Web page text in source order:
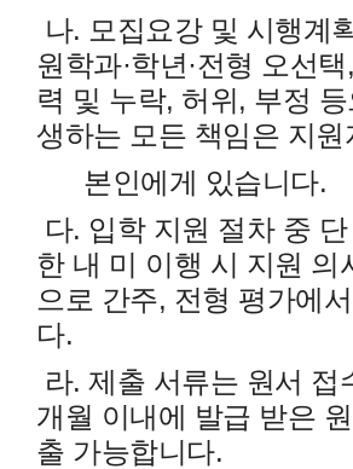
나. 모집요강 및 시행계
원학과·학년·전형 오선
력 및 누락, 허위, 부정
생하는 모든 책임은 지원
본인에게 있습니다.
다. 입학 지원 절차 중 단
한 내 미 이행 시 지원 의
으로 간주, 전형 평가에
다.
라. 제출 서류는 원서 접
개월 이내에 발급 받은
출 가능합니다.